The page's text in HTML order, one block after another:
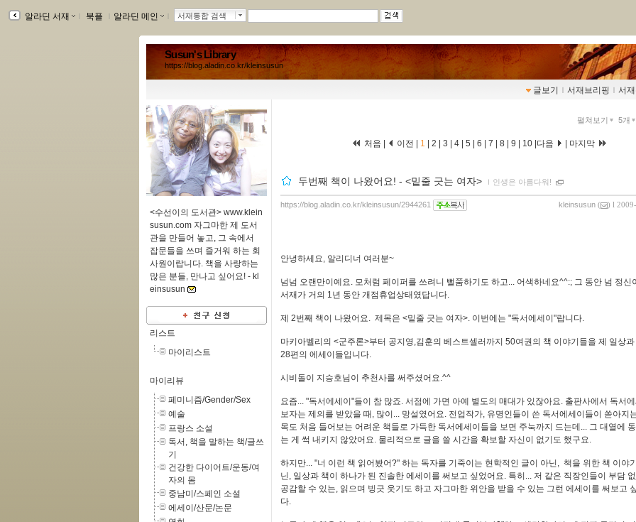
알라딘 서재 북플 알라딘 메인 서재통합 검색
Susun's Library
https://blog.aladin.co.kr/kleinsusun
글보기 ｌ 서재브리핑 ｌ 서
<수선이의 도서관> www.klein
susun.com 자그마한 제 도서
관을 만들어 놓고, 그 속에서
잡문들을 쓰며 즐거워 하는 회
사원이랍니다. 책을 사랑하는
많은 분들, 만나고 싶어요! - kl
einsusun
리스트
마이리스트
마이리뷰
페미니즘/Gender/Sex
예술
프랑스 소설
독서, 책을 말하는 책/글쓰
기
건강한 다이어트/운동/여
자의 몸
중남미/스페인 소설
에세이/산문/논문
펼쳐보기 5개
처음 | 이전 | 1 2 3 4 5 6 7 8 9 10 다음 마지막
두번째 책이 나왔어요! - <밑줄 긋는 여자> ｌ 인생은 아름다워!
kleinsusun ( ) l
https://blog.aladin.co.kr/kleinsusun/2944261
안녕하세요, 알리디너 여러분~
넘넘 오랜만이예요. 모처럼 페이퍼를 쓰려니 뻘쭘하기도 하고... 어색하네요^^:; 그 동안 넘 정신
서재가 거의 1년 동안 개점휴업상태였답니다.
제 2번째 책이 나왔어요. 제목은 <밑줄 긋는 여자>. 이번에는 "독서에세이"랍니다.
마키아벨리의 <군주론>부터 공지영,김훈의 베스트셀러까지 50여권의 책 이야기들을 제 일상
28편의 에세이들입니다.
시비돌이 지승호님이 추천사를 써주셨어요.^^
요즘... "독서에세이"들이 참 많죠. 서점에 가면 아예 별도의 매대가 있잖아요. 출판사에서 독서
보자는 제의를 받았을 때, 많이... 망설였어요. 전업작가, 유명인들이 쓴 독서에세이들이 쏟아지
목도 처음 들어보는 어려운 책들로 가득한 독서에세이들을 보면 주눅까지 드는데... 그 대열에
는 게 썩 내키지 않았어요. 물리적으로 글을 쓸 시간을 확보할 자신이 없기도 했구요.
하지만... "너 이런 책 읽어봤어?" 하는 독자를 기죽이는 현학적인 글이 아닌, 책을 위한 책 이야
닌, 일상과 책이 하나가 된 진솔한 에세이를 써보고 싶었어요. 특히... 저 같은 직장인들이 부담
공감할 수 있는, 읽으며 빙긋 웃기도 하고 자그마한 위안을 받을 수 있는 그런 에세이를 써보고
다.